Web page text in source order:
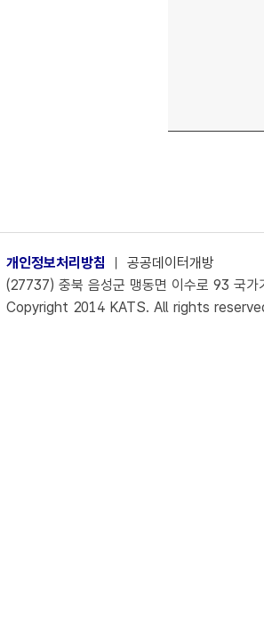
개인정보처리방침 ㅣ 공공데이터개방
(27737) 충북 음성군 맹동면 이수로 93 국
Copyright 2014 KATS. All rights